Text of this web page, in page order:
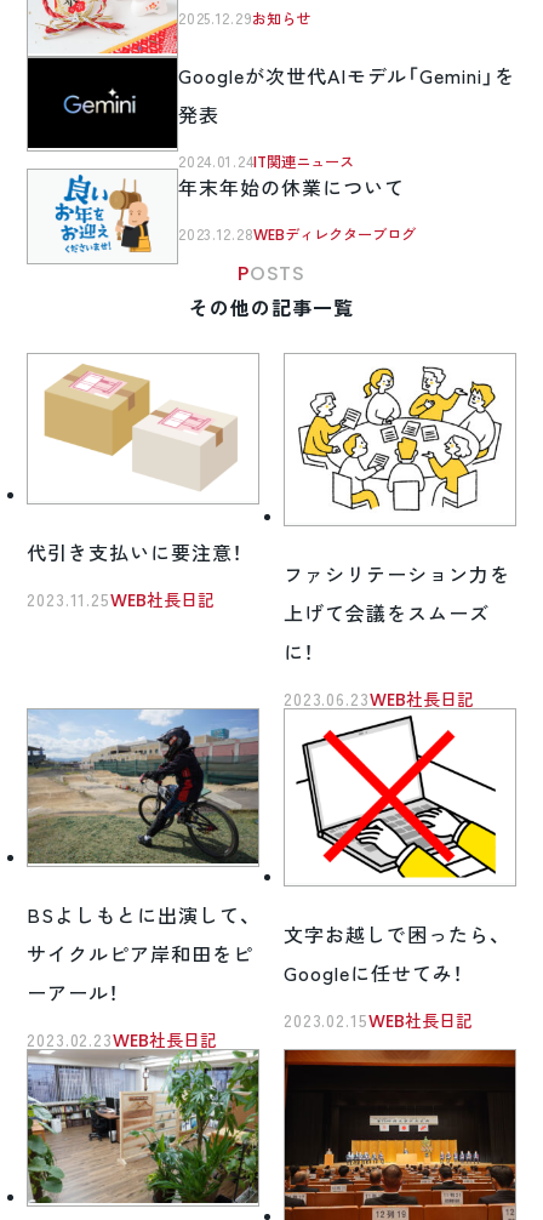
2025.12.29お知らせ
Googleが次世代AIモデル「Gemini」を
発表
2024.01.24IT関連ニュース
年末年始の休業について
2023.12.28WEBディレクターブログ
POSTS
その他の記事一覧
代引き支払いに要注意！
2023.11.25WEB社長日記
ファシリテーション力を
上げて会議をスムーズ
に！
2023.06.23WEB社長日記
BSよしもとに出演して、
サイクルピア岸和田をピ
ーアール！
2023.02.23WEB社長日記
文字お越しで困ったら、
Googleに任せてみ！
2023.02.15WEB社長日記